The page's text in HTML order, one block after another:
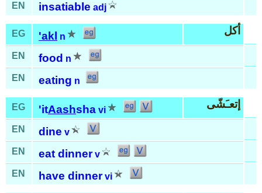
EN
insatiable adj
EG 'akl n أكل
EN food n
EN
eating n
EG 'itAashsha vi إتعـَشّى
EN dine v
EN
eat dinner v
EN
have dinner vi